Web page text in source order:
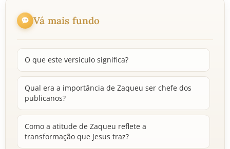
Vá mais fundo
O que este versículo significa?
Qual era a importância de Zaqueu ser chefe dos
publicanos?
Como a atitude de Zaqueu reflete a
transformação que Jesus traz?